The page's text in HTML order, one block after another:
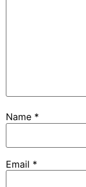
Name *
Email *